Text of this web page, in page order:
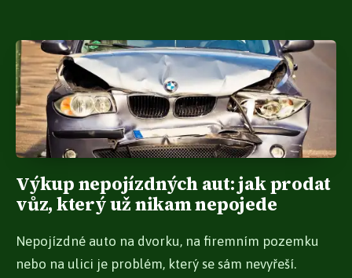
Výkup nepojízdných aut: jak prodat
vůz, který už nikam nepojede
Nepojízdné auto na dvorku, na firemním pozemku
nebo na ulici je problém, který se sám nevyřeší.